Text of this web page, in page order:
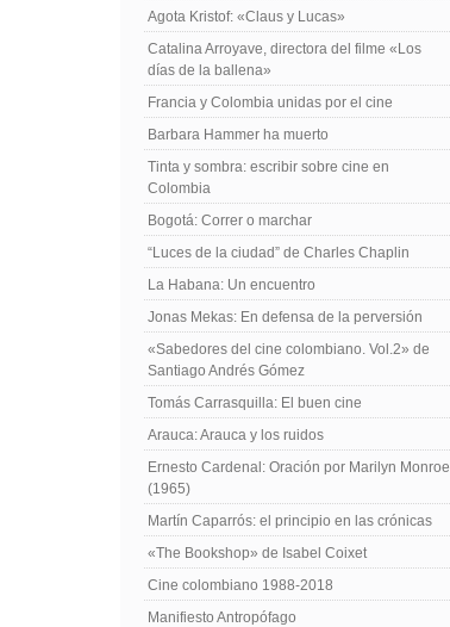
Agota Kristof: «Claus y Lucas»
Catalina Arroyave, directora del filme «Los
días de la ballena»
Francia y Colombia unidas por el cine
Barbara Hammer ha muerto
Tinta y sombra: escribir sobre cine en
Colombia
Bogotá: Correr o marchar
“Luces de la ciudad” de Charles Chaplin
La Habana: Un encuentro
Jonas Mekas: En defensa de la perversión
«Sabedores del cine colombiano. Vol.2» de
Santiago Andrés Gómez
Tomás Carrasquilla: El buen cine
Arauca: Arauca y los ruidos
Ernesto Cardenal: Oración por Marilyn Monroe
(1965)
Martín Caparrós: el principio en las crónicas
«The Bookshop» de Isabel Coixet
Cine colombiano 1988-2018
Manifiesto Antropófago